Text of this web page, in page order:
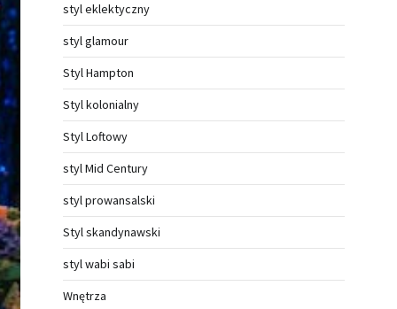
styl eklektyczny
styl glamour
Styl Hampton
Styl kolonialny
Styl Loftowy
styl Mid Century
styl prowansalski
Styl skandynawski
styl wabi sabi
Wnętrza